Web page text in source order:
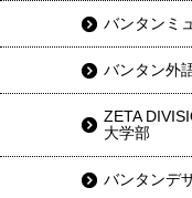
バンタンミ
バンタン外
ZETA
大学部
バンタンデ